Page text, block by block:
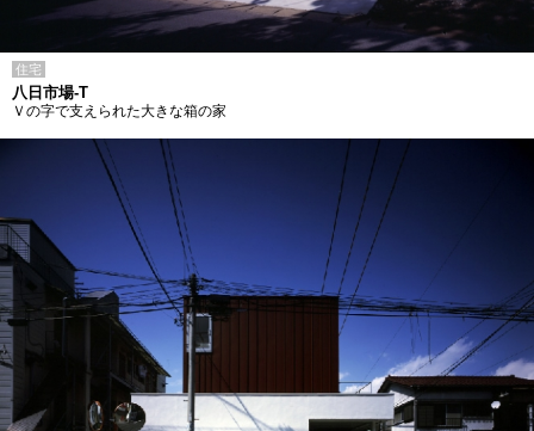
住宅
八日市場-T
Ｖの字で支えられた大きな箱の家